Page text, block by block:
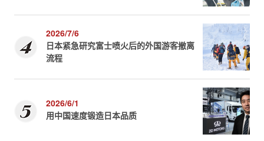
2026/7/6
日本紧急研究富士喷火后的外国游客撤离
流程
2026/6/1
用中国速度锻造日本品质